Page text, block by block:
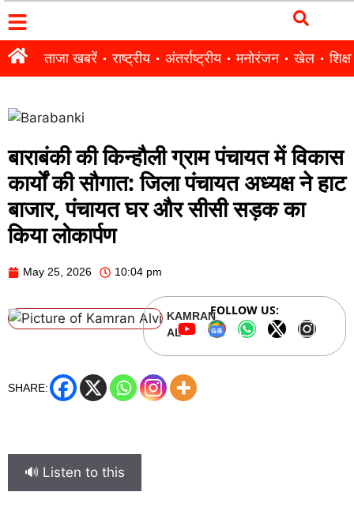
ताजा खबरें राष्ट्रीय अंतर्राष्ट्रीय मनोरंजन खेल शिक्षा
बाराबंकी की किन्हौली ग्राम पंचायत में विकास
कार्यों की सौगात: जिला पंचायत अध्यक्ष ने हाट
बाजार, पंचायत घर और सीसी सड़क का
किया लोकार्पण
May 25, 2026 10:04 pm
KAMRAN
ALVI
FOLLOW US:
SHARE:
🔊 Listen to this